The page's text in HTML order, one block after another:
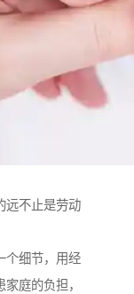
远不止是劳动
个细节，用经
庭的负担，